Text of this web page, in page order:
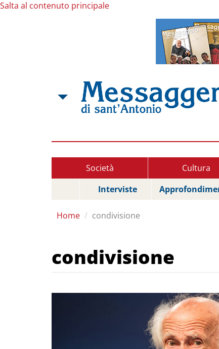
Salta al contenuto principale
Società Cultura
Interviste
Home condivisione
condivisione